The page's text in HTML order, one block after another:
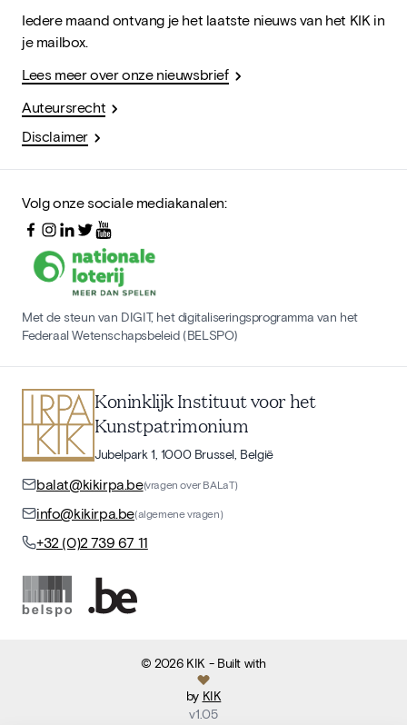
Iedere maand ontvang je het laatste nieuws van het KIK in
je mailbox.
Lees meer over onze nieuwsbrief
Auteursrecht
Disclaimer
Volg onze sociale mediakanalen:
Met de steun van DIGIT, het digitaliseringsprogramma van het
Federaal Wetenschapsbeleid (BELSPO)
Koninklijk Instituut voor het
Kunstpatrimonium
Jubelpark 1, 1000 Brussel, België
balat@kikirpa.be(vragen over BALaT)
info@kikirpa.be(algemene vragen)
+32 (0)2 739 67 11
©2026 KIK - Built with
by KIK
v1.05